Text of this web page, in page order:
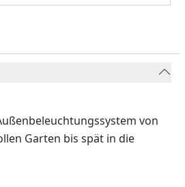
von
Garten bis spät in die